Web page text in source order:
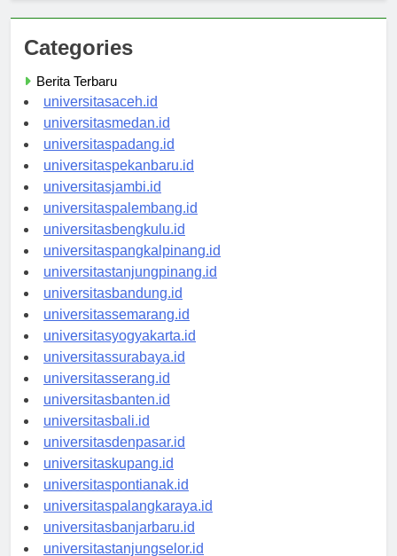
Categories
Berita Terbaru
universitasaceh.id
universitasmedan.id
universitaspadang.id
universitaspekanbaru.id
universitasjambi.id
universitaspalembang.id
universitasbengkulu.id
universitaspangkalpinang.id
universitastanjungpinang.id
universitasbandung.id
universitassemarang.id
universitasyogyakarta.id
universitassurabaya.id
universitasserang.id
universitasbanten.id
universitasbali.id
universitasdenpasar.id
universitaskupang.id
universitaspontianak.id
universitaspalangkaraya.id
universitasbanjarbaru.id